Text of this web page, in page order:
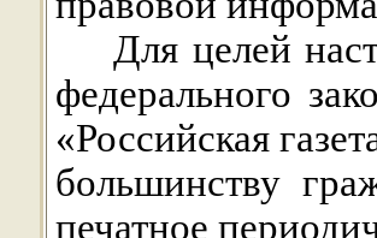
Для целей
федерального
«Российская
большинству
печатное